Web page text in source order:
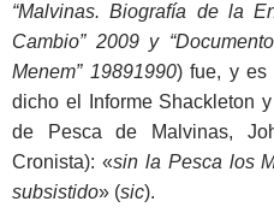
“Malvinas. Biografía de la
Cambio” 2009 y
Menem” 19891990) fue, y es
dicho el Informe Shackleton
de Pesca de Malvinas,
Cronista): «sin la Pesca los
subsistido» (sic).